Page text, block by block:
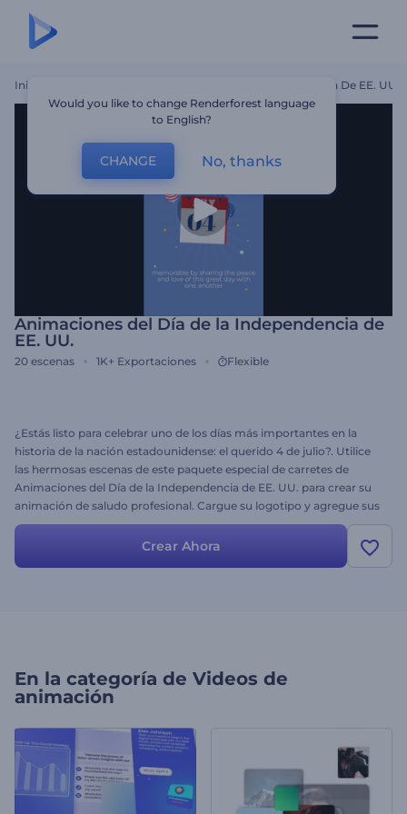
Inicio Animaciones Del Día De La Independencia De EE. UU.
Animaciones del Día de la Independencia de
EE. UU.
20 escenas 1K+ Exportaciones Flexible
¿Estás listo para celebrar uno de los días más importantes en la
historia de la nación estadounidense: el querido 4 de julio?. Utilice
las hermosas escenas de este paquete especial de carretes de
Animaciones del Día de la Independencia de EE. UU. para crear su
animación de saludo profesional. Cargue su logotipo y agregue sus
mensajes más sentidos para honrar el sacrificio de los valientes,
regalando la gloria de la independencia a toda una nación. Perfecto
para presentaciones navideñas, invitaciones a celebraciones,
Crear Ahora
En la categoría de Videos de
animación
Would you like to change Renderforest language
to English?
CHANGE No, thanks